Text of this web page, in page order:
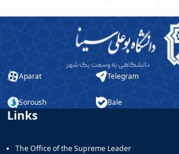
Aparat Telegram
Soroush Bale
Links
The Office of the Supreme Leader